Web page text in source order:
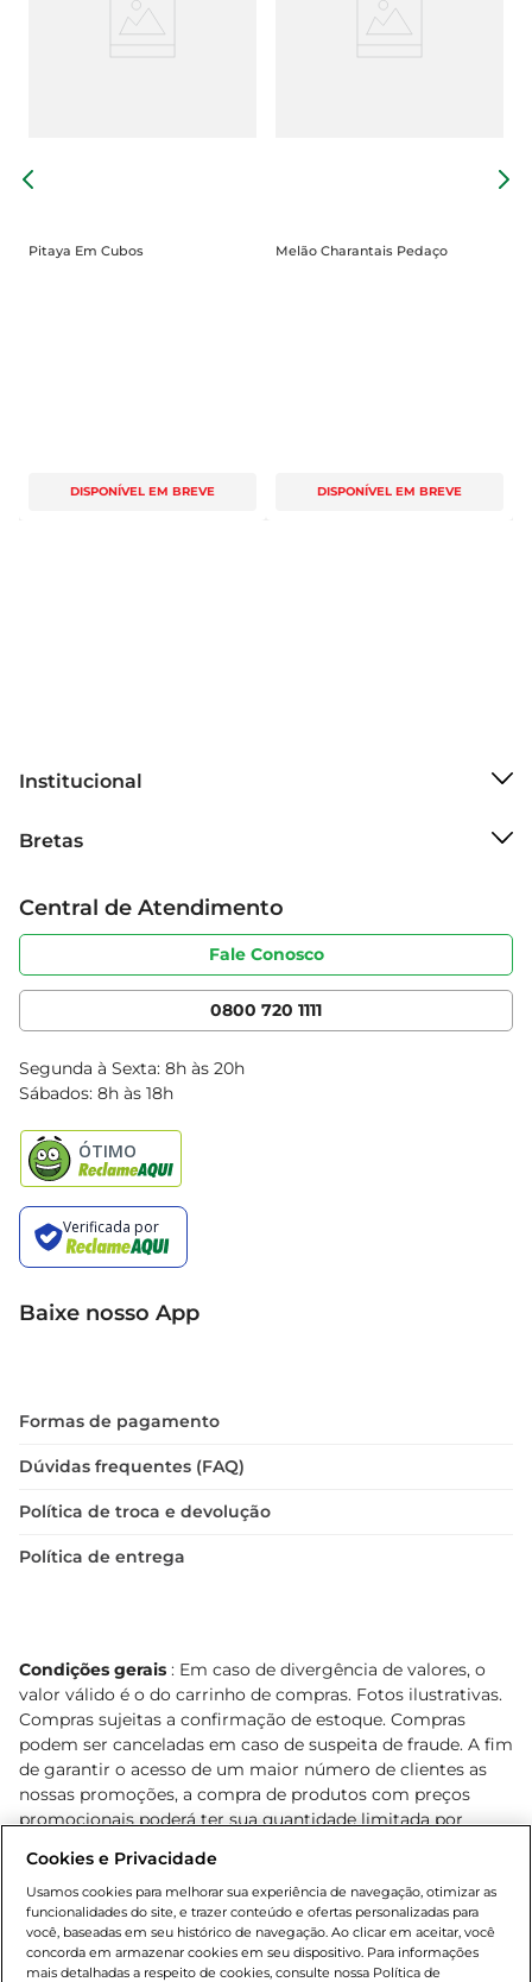
Pitaya Em Cubos
DISPONÍVEL EM BREVE
Melão Charantais Pedaço
DISPONÍVEL EM BREVE
Institucional
Grupo Cencosud
Sobre privacidade
Portal do fornecedor
Cencosud Media
Bretas
Produtos Bretas
Código de ética
Serviços
Clube Bretas
Blog Bretas
Black Friday
Central de Atendimento
Fale Conosco
0800 720 1111
Segunda à Sexta: 8h às 20h
Sábados: 8h às 18h
Baixe nosso App
Formas de pagamento
Dúvidas frequentes (FAQ)
Política de troca e devolução
Política de entrega
Condições gerais : Em caso de divergência de valores, o
valor válido é o do carrinho de compras. Fotos ilustrativas.
Compras sujeitas a confirmação de estoque. Compras
podem ser canceladas em caso de suspeita de fraude. A fim
de garantir o acesso de um maior número de clientes as
nossas promoções, a compra de produtos com preços
promocionais poderá ter sua quantidade limitada por
o e-commerce e válidos durante o dia de hoje, podendo
sofrer alterações sem prévia notificação. Proibida a venda
de bebidas alcoólicas para menores de 18 anos, conforme
Lei n.º 8069/90, art. 81, inciso II (Estatuto da Criança e do
Adolescente). Preços e condições exclusivos para o
Cookies e Privacidade
Usamos cookies para melhorar sua experiência de navegação, otimizar as
funcionalidades do site, e trazer conteúdo e ofertas personalizadas para
você, baseadas em seu histórico de navegação. Ao clicar em aceitar, você
concorda em armazenar cookies em seu dispositivo. Para informações
mais detalhadas a respeito de cookies, consulte nossa Política de